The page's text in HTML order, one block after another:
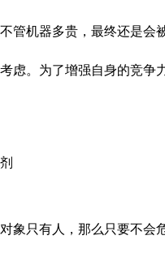
机器多贵，最终还是会
。为了增强自身的竞
象只有人，那么只要不